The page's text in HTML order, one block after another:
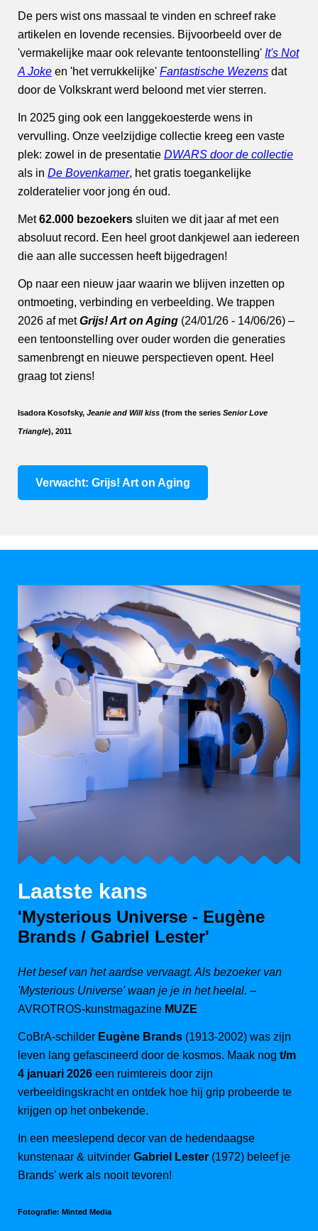
De pers wist ons massaal te vinden en schreef rake
artikelen en lovende recensies. Bijvoorbeeld over de
'vermakelijke maar ook relevante tentoonstelling' It's Not
A Joke en 'het verrukkelijke' Fantastische Wezens dat
door de Volkskrant werd beloond met vier sterren.
In 2025 ging ook een langgekoesterde wens in
vervulling. Onze veelzijdige collectie kreeg een vaste
plek: zowel in de presentatie DWARS door de collectie
als in De Bovenkamer, het gratis toegankelijke
zolderatelier voor jong én oud.
Met62.000 bezoekers sluiten we dit jaar af met een
absoluut record. Een heel groot dankjewel aan iedereen
die aan alle successen heeft bijgedragen!
Op naar een nieuw jaar waarin we blijven inzetten op
ontmoeting, verbinding en verbeelding. We trappen
2026 af metGrijs! Art on Aging (24/01/26 - 14/06/26) –
een tentoonstelling over ouder worden die generaties
samenbrengt en nieuwe perspectieven opent. Heel
graag tot ziens!
Isadora Kosofsky, Jeanie and Will kiss (from the series Senior Love
Triangle), 2011
Verwacht: Grijs! Art on Aging
Laatste kans
'Mysterious Universe - Eugène
Brands / Gabriel Lester'
Het besef van het aardse vervaagt. Als bezoeker van
'Mysterious Universe' waan je je in het heelal. –
AVROTROS-kunstmagazine MUZE
CoBrA-schilder Eugène Brands (1913-2002) was zijn
leven lang gefascineerd door de kosmos. Maak nog t/m
4 januari 2026 een ruimtereis door zijn
verbeeldingskracht en ontdek hoe hij grip probeerde te
krijgen op het onbekende.
In een meeslepend decor van de hedendaagse
kunstenaar & uitvinder Gabriel Lester (1972) beleef je
Brands' werk als nooit tevoren!
Fotografie: Minted Media